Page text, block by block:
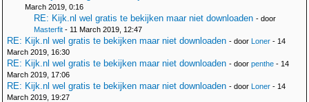
March 2019, 0:16
RE: Kijk.nl wel gratis te bekijken maar niet downloaden - door
Masterfit - 11 March 2019, 12:47
RE: Kijk.nl wel gratis te bekijken maar niet downloaden - door Loner - 14
March 2019, 16:30
RE: Kijk.nl wel gratis te bekijken maar niet downloaden - door penthe - 14
March 2019, 17:06
RE: Kijk.nl wel gratis te bekijken maar niet downloaden - door Loner - 14
March 2019, 19:27